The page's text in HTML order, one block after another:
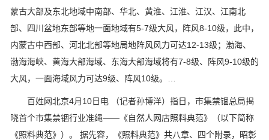
蒙古大部及东北地域中南部、华北、黄淮、江淮、江汉、江南北
部、四川盆地东部等地一面地域有5-7级大风，阵风8-10级，此中，
内蒙古中西部、河北北部等地局地阵风风力可达12-13级；渤海、
渤海海峡、黄海大部海域、东海大部海域将有7-8级、阵风9-10级的
大风，一面海域风力可达9级、阵风10级。…
百姓网北京4月10日电 （记者孙博洋）指日，市集禁锢总局揭
晓首个市集禁锢行业准绳——《自然人网店照料典范》（以下简称
《照料典范》）。 据先容，《照料典范》共八章、四个附录，昭彰